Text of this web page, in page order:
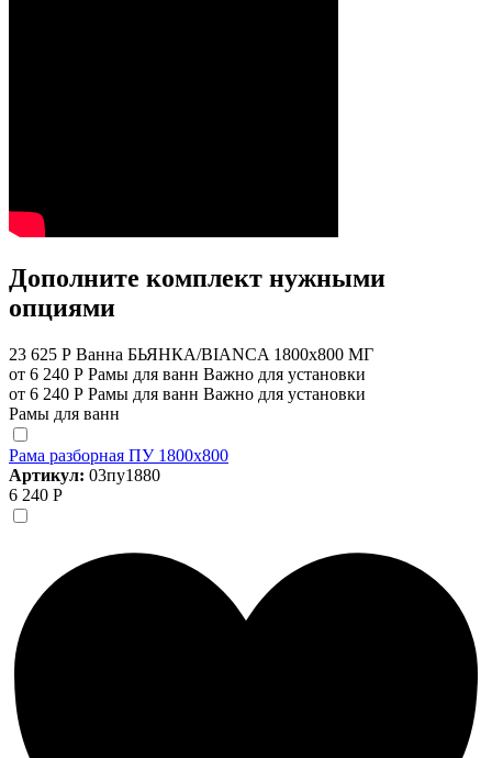
Дополните комплект нужными
опциями
23 625 Р Ванна БЬЯНКА/BIANCA 1800х800 МГ
от 6 240 Р Рамы для ванн Важно для установки
от 6 240 Р Рамы для ванн Важно для установки
Рамы для ванн
Рама разборная ПУ 1800х800
Артикул: 03пу1880
6 240 Р